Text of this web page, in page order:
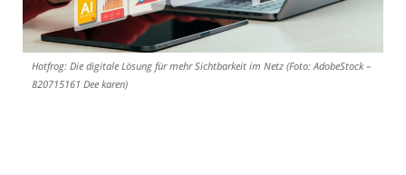
Hotfrog: Die digitale Lösung für mehr Sichtbarkeit im Netz (Foto: AdobeStock –
820715161 Dee karen)